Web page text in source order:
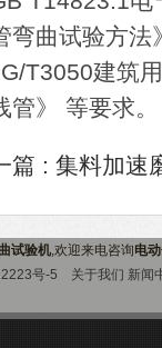
弯曲试验方
T3050建筑
管》 等要求。
篇 : 集料加速
试验机,欢迎来电咨询电
号-5 关于我们 新闻